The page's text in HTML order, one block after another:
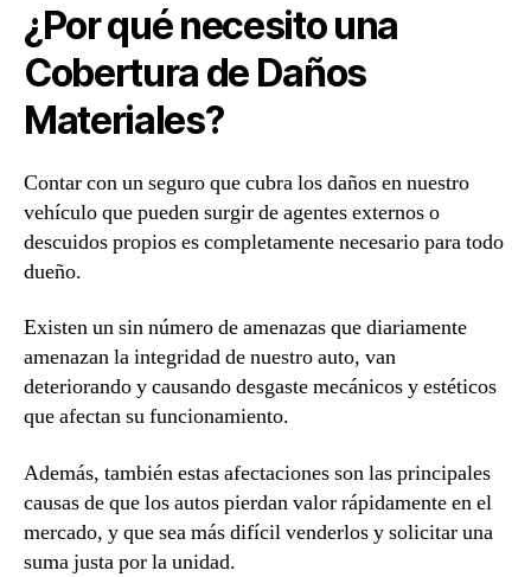
¿Por qué necesito una
Cobertura de Daños
Materiales?
Contar con un seguro que cubra los daños en nuestro
vehículo que pueden surgir de agentes externos o
descuidos propios es completamente necesario para todo
dueño.
Existen un sin número de amenazas que diariamente
amenazan la integridad de nuestro auto, van
deteriorando y causando desgaste mecánicos y estéticos
que afectan su funcionamiento.
Además, también estas afectaciones son las principales
causas de que los autos pierdan valor rápidamente en el
mercado, y que sea más difícil venderlos y solicitar una
suma justa por la unidad.